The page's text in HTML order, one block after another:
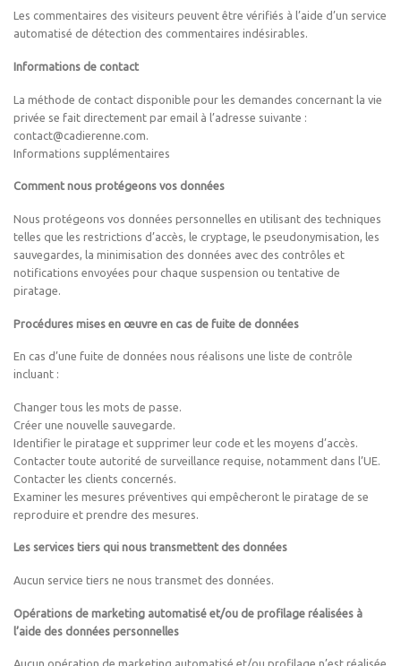
Les commentaires des visiteurs peuvent être vérifiés à l’aide d’un service
automatisé de détection des commentaires indésirables.
Informations de contact
La méthode de contact disponible pour les demandes concernant la vie
privée se fait directement par email à l’adresse suivante :
contact@cadierenne.com.
Informations supplémentaires
Comment nous protégeons vos données
Nous protégeons vos données personnelles en utilisant des techniques
telles que les restrictions d’accès, le cryptage, le pseudonymisation, les
sauvegardes, la minimisation des données avec des contrôles et
notifications envoyées pour chaque suspension ou tentative de
piratage.
Procédures mises en œuvre en cas de fuite de données
En cas d’une fuite de données nous réalisons une liste de contrôle
incluant :
Changer tous les mots de passe.
Créer une nouvelle sauvegarde.
Identifier le piratage et supprimer leur code et les moyens d’accès.
Contacter toute autorité de surveillance requise, notamment dans l’UE.
Contacter les clients concernés.
Examiner les mesures préventives qui empêcheront le piratage de se
reproduire et prendre des mesures.
Les services tiers qui nous transmettent des données
Aucun service tiers ne nous transmet des données.
Opérations de marketing automatisé et/ou de profilage réalisées à
l’aide des données personnelles